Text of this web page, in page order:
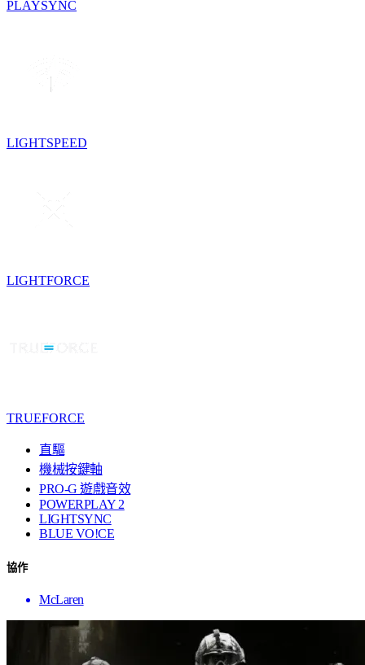
PLAYSYNC
LIGHTSPEED
LIGHTFORCE
TRUEFORCE
直驅
機械按鍵軸
PRO-G 遊戲音效
POWERPLAY 2
LIGHTSYNC
BLUE VO!CE
協作
McLaren